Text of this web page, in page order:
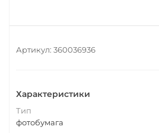
Артикул: 360036936
Характеристики
Тип
фотобумага